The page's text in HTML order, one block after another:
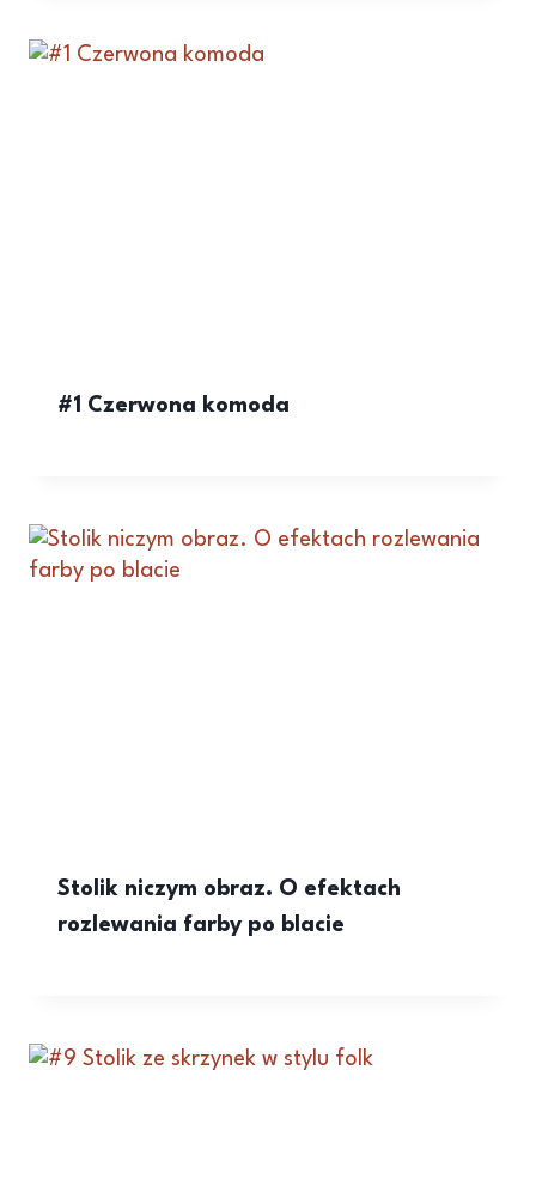
#1 Czerwona komoda
Stolik niczym obraz. O efektach
rozlewania farby po blacie